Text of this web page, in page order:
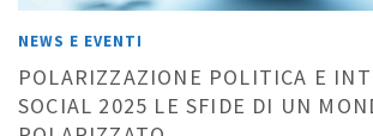
NEWS E EVENTI
POLARIZZAZIONE POLITICA E
SOCIAL 2025 LE SFIDE DI UN